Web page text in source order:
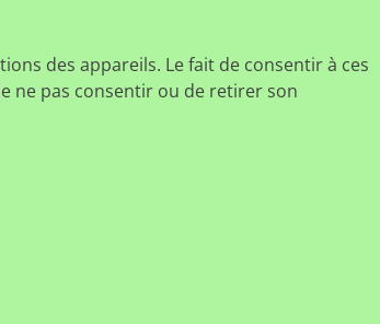
des appareils. Le fait de consentir à ces
ne pas consentir ou de retirer son